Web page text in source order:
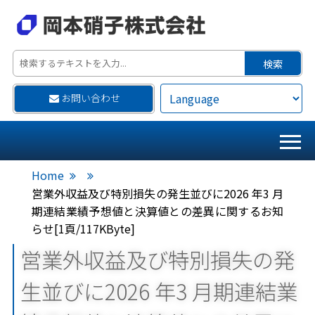
お問い合わせ
Home
営業外収益及び特別損失の発生並びに2026 年3 月
期連結業績予想値と決算値との差異に関するお知
らせ[1頁/117KByte]
営業外収益及び特別損失の発
生並びに2026 年3 月期連結業